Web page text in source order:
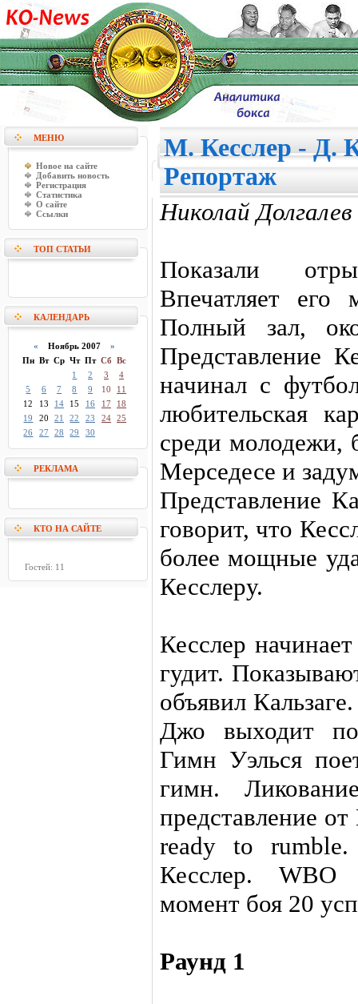
МЕНЮ
Новое на сайте
Добавить новость
Регистрация
Статистика
О сайте
Ссылки
ТОП СТАТЬИ
КАЛЕНДАРЬ
« Ноябрь 2007 »
Пн Вт Ср Чт Пт Сб Вс
1
2 3
4
5
6 7 8 9 10
11
12
13 14 15 16 17
18
19
20 21 22 23 24 25
26
27 28 29 30
РЕКЛАМА
КТО НА САЙТЕ
Гостей: 11
М. Кесслер - Д.
Репортаж
Николай Долгалев
Показали
Впечатляет
Полный зал,
Представление
начинал с
любительская
среди молодежи,
Мерседесе и
Представление
говорит, что
более мощные
Кесслеру.
Кесслер
гудит.
объявил
Джо выходит
Гимн Уэлься
гимн.
представление
ready to
Кесслер. WBO
момент боя 20
Раунд 1